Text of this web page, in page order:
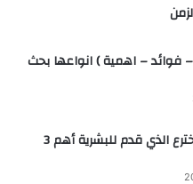
– فوائد – اهمية ) انواعها بحث
نيكولا تسلا المخترع الذي قدم للبشرية أهم 3